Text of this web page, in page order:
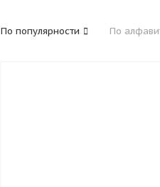
По популярности По